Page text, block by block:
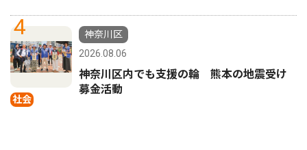
4
社会
神奈川区
2026.08.06
神奈川区内でも支援の輪 熊本の地震受け
募金活動